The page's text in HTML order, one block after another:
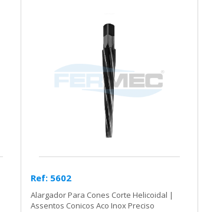
Ref: 5602
Alargador Para Cones Corte Helicoidal |
Assentos Conicos Aco Inox Preciso